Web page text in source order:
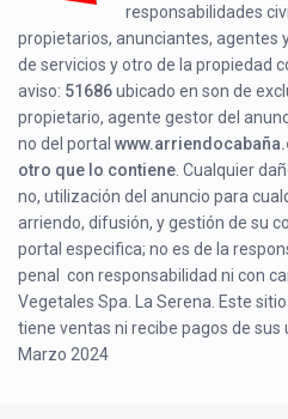
responsabilidades
propietarios, anunciantes, agentes
de servicios y otro de la propiedad
aviso: 51686ubicado enson de
propietario, agente gestor del
no del portal
otro que lo contiene . Cualquier
no, utilización del anuncio para
arriendo, difusión, y gestión de su
portal especifica; no es de la
penal con responsabilidad ni con
Vegetales Spa. La Serena. Este
tiene ventas ni recibe pagos de sus
Marzo 2024